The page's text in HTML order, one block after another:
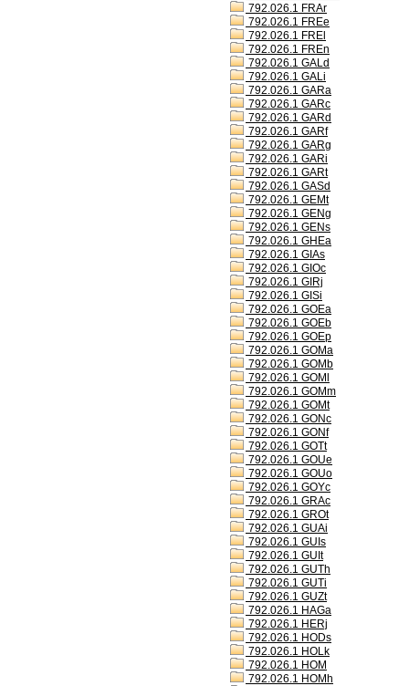
792.026.1 FRAr
792.026.1 FREe
792.026.1 FREl
792.026.1 FREn
792.026.1 GALd
792.026.1 GALi
792.026.1 GARa
792.026.1 GARc
792.026.1 GARd
792.026.1 GARf
792.026.1 GARg
792.026.1 GARi
792.026.1 GARt
792.026.1 GASd
792.026.1 GEMt
792.026.1 GENg
792.026.1 GENs
792.026.1 GHEa
792.026.1 GIAs
792.026.1 GIOc
792.026.1 GIRj
792.026.1 GISi
792.026.1 GOEa
792.026.1 GOEb
792.026.1 GOEp
792.026.1 GOMa
792.026.1 GOMb
792.026.1 GOMl
792.026.1 GOMm
792.026.1 GOMt
792.026.1 GONc
792.026.1 GONf
792.026.1 GOTt
792.026.1 GOUe
792.026.1 GOUo
792.026.1 GOYc
792.026.1 GRAc
792.026.1 GROt
792.026.1 GUAi
792.026.1 GUIs
792.026.1 GUIt
792.026.1 GUTh
792.026.1 GUTi
792.026.1 GUZt
792.026.1 HAGa
792.026.1 HERj
792.026.1 HODs
792.026.1 HOLk
792.026.1 HOM
792.026.1 HOMh